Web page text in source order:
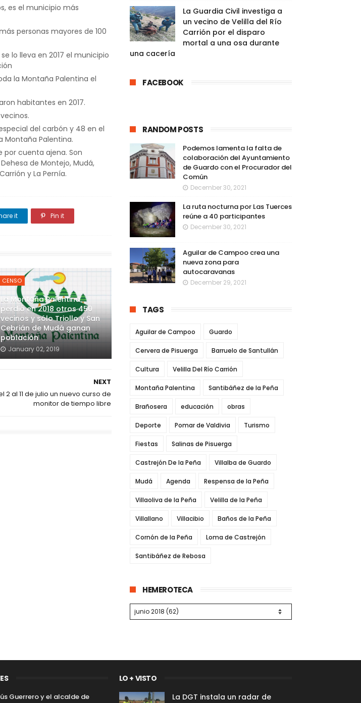
es el municipio más
personas mayores de 100
lo lleva en 2017 el municipio
la Montaña Palentina el
habitantes en 2017.
del carbón y 48 en el
Montaña Palentina.
cuenta ajena. Son
de Montejo, Mudá,
y La Pernía.
it Pin it
CENSO
La Montaña Palentina
perdió en 2018 otros 450
vecinos y sólo Triollo y San
Cebrián de Mudá ganan
población
January 02, 2019
NEXT
al 11 de julio un nuevo curso de
monitor de tiempo libre
La Guardia Civil investiga a
un vecino de Velilla del Río
Carrión por el disparo
mortal a una osa durante
una cacería
FACEBOOK
RANDOM POSTS
Podemos lamenta la falta de
colaboración del Ayuntamiento
de Guardo con el Procurador del
Común
December 30, 2021
La ruta nocturna por Las Tuerces
reúne a 40 participantes
December 30, 2021
Aguilar de Campoo crea una
nueva zona para
autocaravanas
December 29, 2021
TAGS
Aguilar de Campoo Guardo
Cervera de Pisuerga Barruelo de Santullán
Cultura Velilla Del Río Carrión
Montaña Palentina Santibáñez de la Peña
Brañosera educación obras
Deporte Pomar de Valdivia Turismo
Fiestas Salinas de Pisuerga
Castrejón De la Peña Villalba de Guardo
Mudá Agenda Respensa de la Peña
Villaoliva de la Peña Velilla de la Peña
Villallano Villacibio Baños de la Peña
Cornón de la Peña Loma de Castrejón
Santibáñez de Rebosa
HEMEROTECA
Guerrero y el alcalde de
LO + VISTO
La DGT instala un radar de